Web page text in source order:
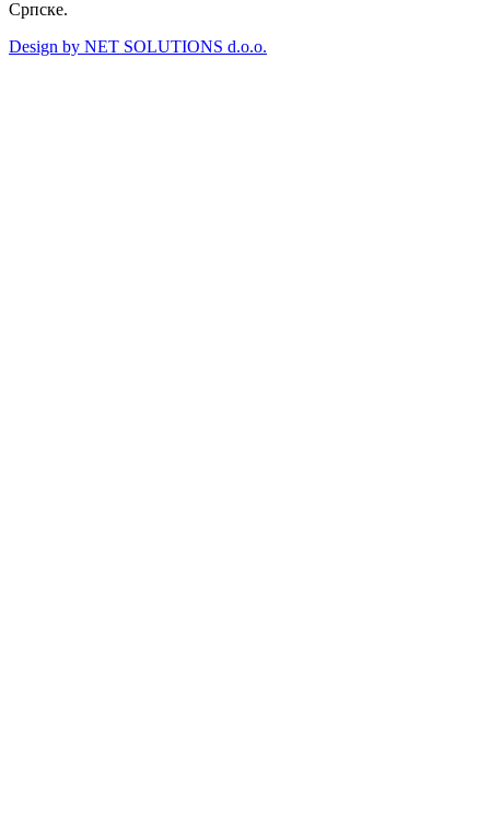
Српске.
Design by NET SOLUTIONS d.o.o.